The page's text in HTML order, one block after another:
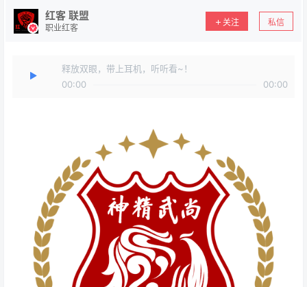
红客 联盟
职业红客
关注 私信
释放双眼，带上耳机，听听看~！
00:00
00:00